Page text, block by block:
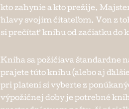
kto zahynie a kto prežije.
hlavy svojim čitateľom. Von z
si prečítať knihu od začiatku do
Kniha sa požičiava štandardne
prajete túto knihu (alebo aj
pri platení si vyberte z
výpožičnej doby je potrebné